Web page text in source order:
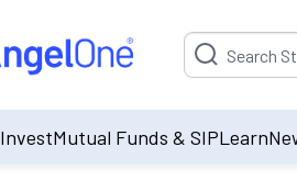
Suggestion
Mutual Funds & SIPLearn